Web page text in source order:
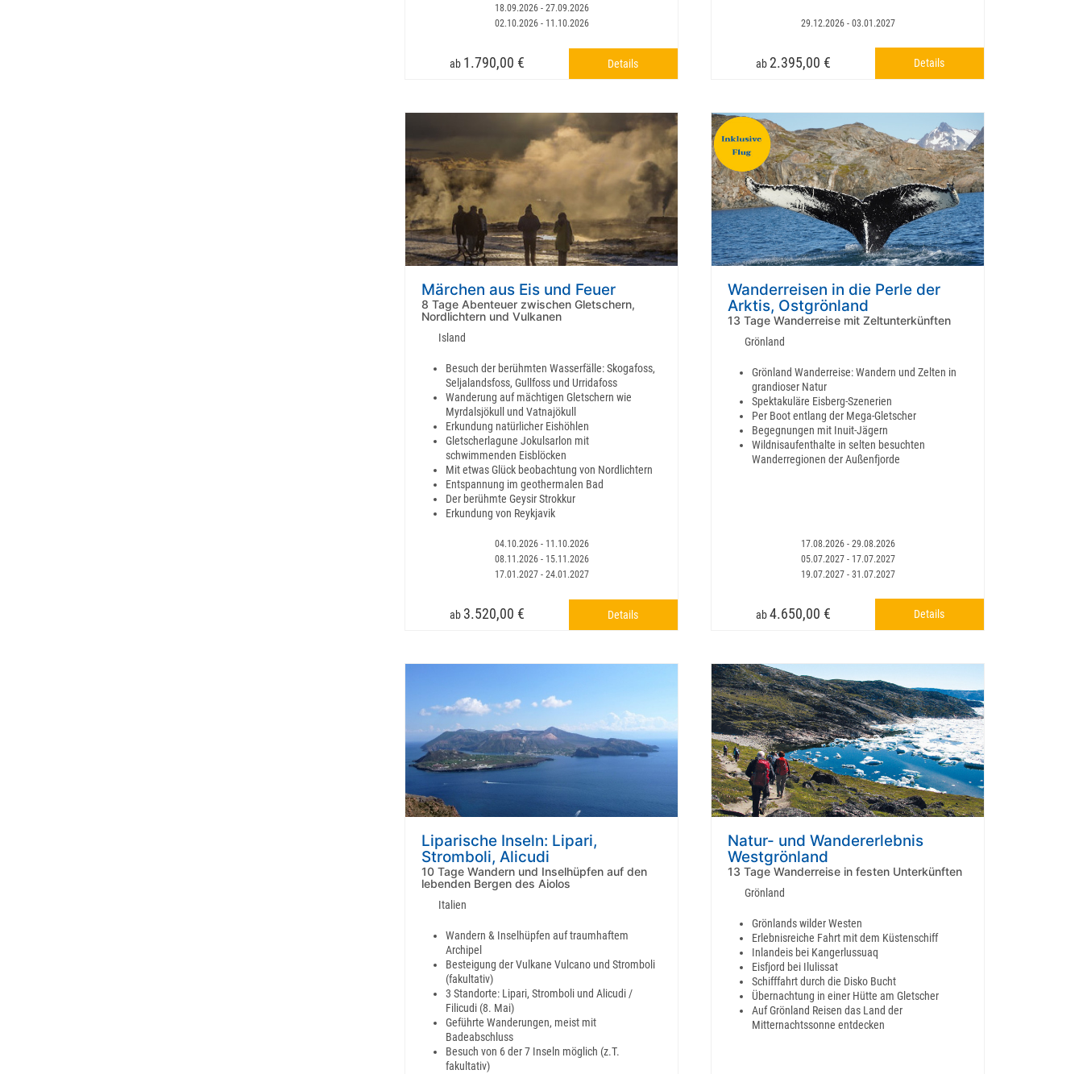
18.09.2026 - 27.09.2026
02.10.2026 - 11.10.2026
ab 1.790,00 € Details
29.12.2026 - 03.01.2027
ab 2.395,00 € Details
Märchen aus Eis und Feuer
8 Tage Abenteuer zwischen Gletschern,
Nordlichtern und Vulkanen
Island
Besuch der berühmten Wasserfälle: Skogafoss,
Seljalandsfoss, Gullfoss und Urridafoss
Wanderung auf mächtigen Gletschern wie
Myrdalsjökull und Vatnajökull
Erkundung natürlicher Eishöhlen
Gletscherlagune Jokulsarlon mit
schwimmenden Eisblöcken
Mit etwas Glück beobachtung von Nordlichtern
Entspannung im geothermalen Bad
Der berühmte Geysir Strokkur
Erkundung von Reykjavik
04.10.2026 - 11.10.2026
08.11.2026 - 15.11.2026
17.01.2027 - 24.01.2027
ab 3.520,00 € Details
Wanderreisen in die Perle der
Arktis, Ostgrönland
13 Tage Wanderreise mit Zeltunterkünften
Grönland
Grönland Wanderreise: Wandern und Zelten in
grandioser Natur
Spektakuläre Eisberg-Szenerien
Per Boot entlang der Mega-Gletscher
Begegnungen mit Inuit-Jägern
Wildnisaufenthalte in selten besuchten
Wanderregionen der Außenfjorde
17.08.2026 - 29.08.2026
05.07.2027 - 17.07.2027
19.07.2027 - 31.07.2027
ab4.650,00 € Details
Liparische Inseln: Lipari,
Stromboli, Alicudi
10 Tage Wandern und Inselhüpfen auf den
lebenden Bergen des Aiolos
Italien
Wandern & Inselhüpfen auf traumhaftem
Archipel
Besteigung der Vulkane Vulcano und Stromboli
(fakultativ)
3 Standorte: Lipari, Stromboli und Alicudi /
Filicudi (8. Mai)
Geführte Wanderungen, meist mit
Badeabschluss
Besuch von 6 der 7 Inseln möglich (z.T.
fakultativ)
Natur- und Wandererlebnis
Westgrönland
13 Tage Wanderreise in festen Unterkünften
Grönland
Grönlands wilder Westen
Erlebnisreiche Fahrt mit dem Küstenschiff
Inlandeis bei Kangerlussuaq
Eisfjord bei Ilulissat
Schifffahrt durch die Disko Bucht
Übernachtung in einer Hütte am Gletscher
Auf Grönland Reisen das Land der
Mitternachtssonne entdecken